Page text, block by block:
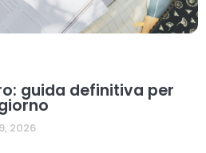
guida definitiva per
2026